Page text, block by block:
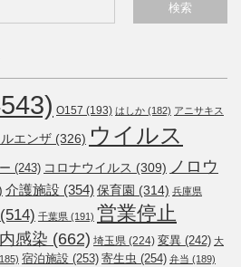
O157 (193) はしか (182) アニサキス
エンザ (326) ウイルス
(243) コロナウイルス (309) ノロウ
介護施設 (354) 保育園 (314) 兵庫県
(514) 千葉県 (191) 営業停止
感染 (662) 埼玉県 (224) 変異 (242) 大
宿泊施設 (253) 寄生虫 (254) 弁当 (189)